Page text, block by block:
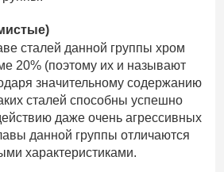
сталей данной группы хром
20% (поэтому их и называют
значительному содержанию
сталей способны успешно
даже очень агрессивных
данной группы отличаются
характеристиками.